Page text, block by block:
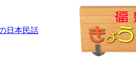
日本民話